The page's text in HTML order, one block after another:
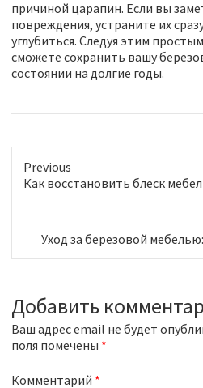
причиной царапин. Если вы
повреждения, устраните их
углубиться. Следуя этим
сможете сохранить вашу
состоянии на долгие годы.
Previous
P
r
o
p
o
s
:
Как восстановить блеск
e
p
o
s
t
Уход за березовой
Добавить
Ваш адрес email не будет
поля помечены *
Комментарий *